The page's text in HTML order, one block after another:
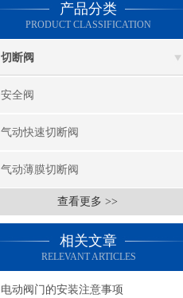
产品分类
PRODUCT CLASSIFICATION
切断阀
安全阀
气动快速切断阀
气动薄膜切断阀
查看更多 >>
相关文章
RELEVANT ARTICLES
电动阀门的安装注意事项